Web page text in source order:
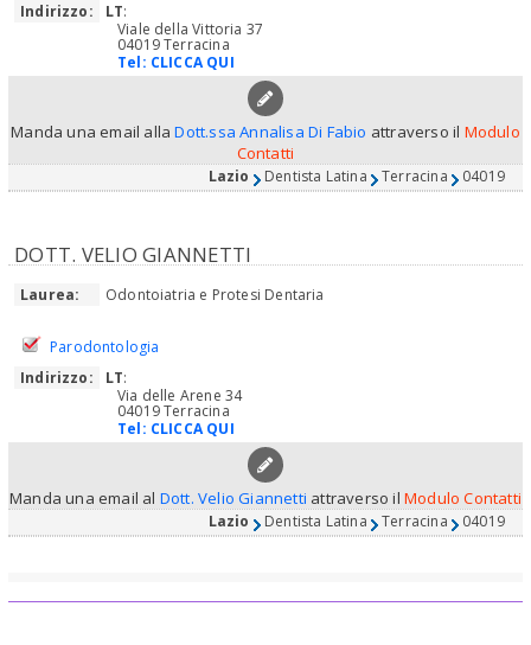
Indirizzo:
LT:
Viale della Vittoria 37
04019 Terracina
Tel: CLICCA QUI
Manda una email allaDott.ssa Annalisa Di Fabio attraverso il Modulo
Contatti
Lazio Dentista Latina Terracina 04019
DOTT. VELIO GIANNETTI
Laurea: Odontoiatria e Protesi Dentaria
Parodontologia
Indirizzo:
LT:
Via delle Arene 34
04019 Terracina
Tel: CLICCA QUI
Manda una email al Dott. Velio Giannetti attraverso il Modulo Contatti
Lazio Dentista Latina Terracina 04019